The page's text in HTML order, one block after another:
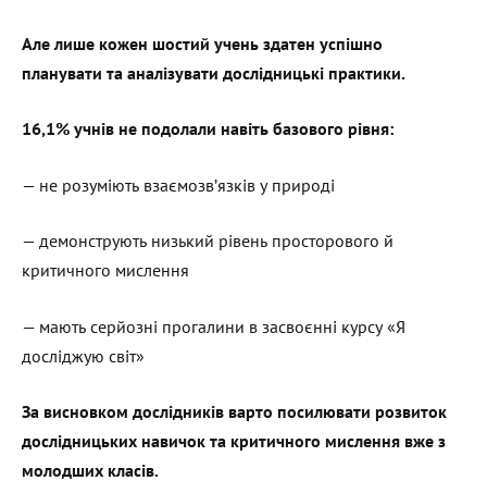
Але лише кожен шостий учень здатен успішно
планувати та аналізувати дослідницькі практики.
16,1% учнів не подолали навіть базового рівня:
— не розуміють взаємозв’язків у природі
— демонструють низький рівень просторового й
критичного мислення
— мають серйозні прогалини в засвоєнні курсу «Я
досліджую світ»
За висновком дослідників варто посилювати розвиток
дослідницьких навичок та критичного мислення вже з
молодших класів.